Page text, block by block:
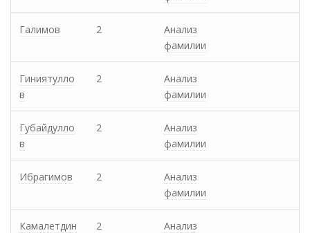
Галимов 2
Анализ
фамилии
Гиниятулло
в
2
Анализ
фамилии
Губайдулло
в
2
Анализ
фамилии
Ибрагимов 2
Анализ
фамилии
Камалетдин
2
Анализ